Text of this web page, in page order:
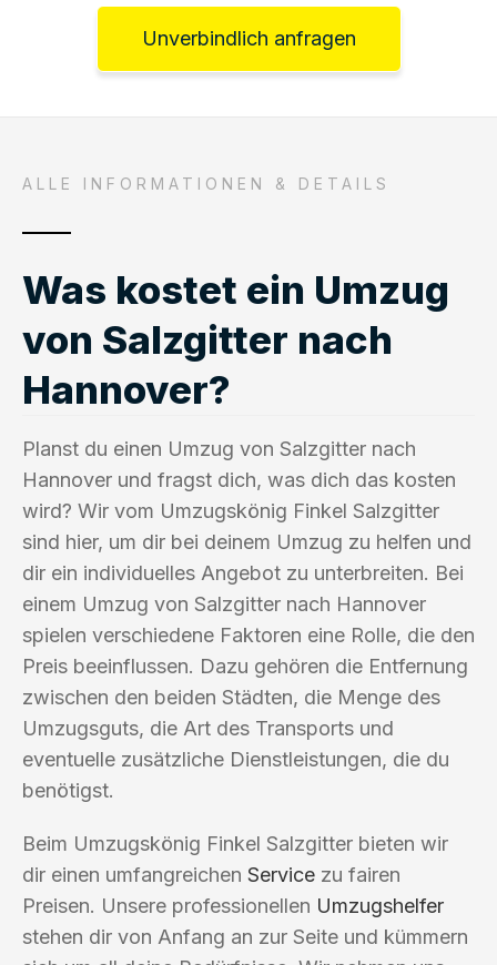
Unverbindlich anfragen
ALLE INFORMATIONEN & DETAILS
Was kostet ein Umzug
von Salzgitter nach
Hannover?
Planst du einen Umzug von Salzgitter nach
Hannover und fragst dich, was dich das kosten
wird? Wir vom Umzugskönig Finkel Salzgitter
sind hier, um dir bei deinem Umzug zu helfen und
dir ein individuelles Angebot zu unterbreiten. Bei
einem Umzug von Salzgitter nach Hannover
spielen verschiedene Faktoren eine Rolle, die den
Preis beeinflussen. Dazu gehören die Entfernung
zwischen den beiden Städten, die Menge des
Umzugsguts, die Art des Transports und
eventuelle zusätzliche Dienstleistungen, die du
benötigst.
Beim Umzugskönig Finkel Salzgitter bieten wir
dir einen umfangreichen Service zu fairen
Preisen. Unsere professionellen Umzugshelfer
stehen dir von Anfang an zur Seite und kümmern